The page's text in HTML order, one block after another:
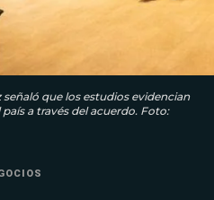
que los estudios evidencian
a través del acuerdo. Foto: